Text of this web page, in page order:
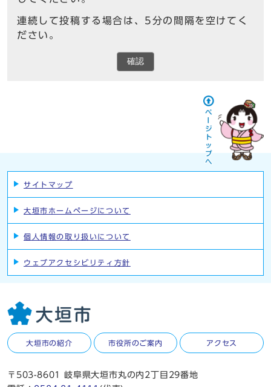
連続して投稿する場合は、5分の間隔を空けてく
ださい。
確認
サイトマップ
大垣市ホームページについて
個人情報の取り扱いについて
ウェブアクセシビリティ方針
大垣市の紹介 市役所のご案内 アクセス
〒503-8601 岐阜県大垣市丸の内2丁目29番地